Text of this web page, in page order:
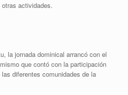
actividades.
la jornada dominical arrancó con el
mismo que contó con la participación
diferentes comunidades de la